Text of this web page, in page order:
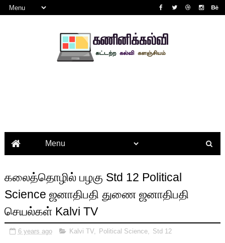
கலைத்தொழில் பழகு Std 12 Political
Science ஜனாதிபதி துணை ஜனாதிபதி
செயல்கள் Kalvi TV
6 years ago Kalvi TV, Political Science, Std 12